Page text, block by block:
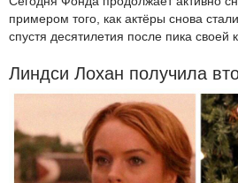
примером того, как актёры снова
спустя десятилетия после пика своей
Линдси Лохан получила